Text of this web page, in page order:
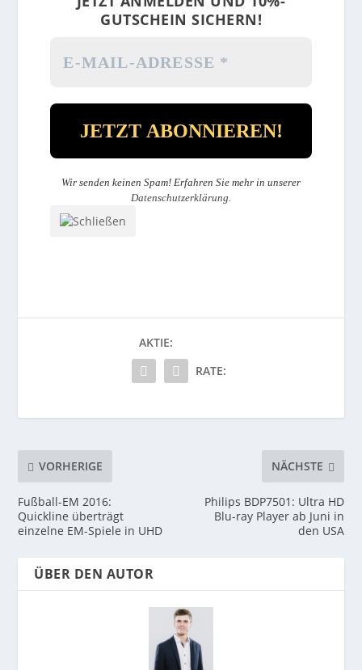
GUTSCHEIN SICHERN!
Wir senden keinen Spam! Erfahren Sie mehr in unserer
Datenschutzerklärung
AKTIE:
RATE:
VORHERIGE
Fußball-EM 2016:
Quickline überträgt
einzelne EM-Spiele in UHD
NÄCHSTE
Philips BDP7501: Ultra HD
Blu-ray Player ab Juni in
den USA
ÜBER DEN AUTOR